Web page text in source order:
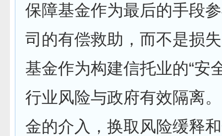
保障基金作为最后的手段
司的有偿救助，而不是损
基金作为构建信托业的“安
行业风险与政府有效隔离
金的介入，换取风险缓释